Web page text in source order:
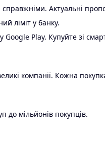
Актуальні
ліміт у банку.
Play. Купуйте зі
компанії. Кожна
до мільйонів покупців.